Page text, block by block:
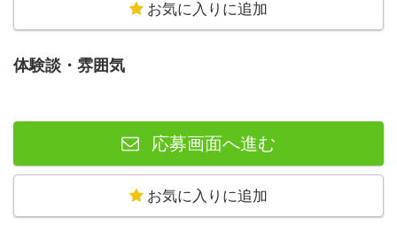
お気に入りに追加
体験談・雰囲気
応募画面へ進む
お気に入りに追加